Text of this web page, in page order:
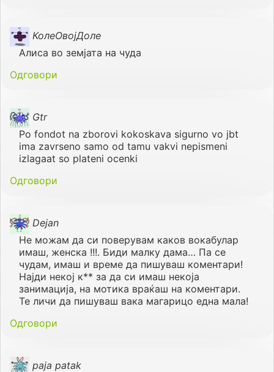
КолеОвојДоле
Алиса во земјата на чуда
Одговори
Gtr
Po fondot na zborovi kokoskava sigurno vo jbt
ima zavrseno samo od tamu vakvi nepismeni
izlagaat so plateni ocenki
Одговори
Dejan
Не можам да си поверувам каков вокабулар
имаш, женска !!!. Биди малку дама… Па се
чудам, имаш и време да пишуваш коментари!
Најди некој к** за да си имаш некоја
занимација, на мотика враќаш на коментари.
Те личи да пишуваш вака магарицо една мала!
Одговори
paja patak